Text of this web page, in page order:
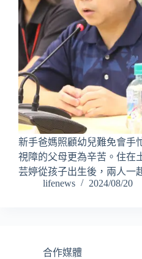
新手爸媽照顧幼兒難免會手
視障的父母更為辛苦。住在
芸婷從孩子出生後，兩人一
lifenews
2024/08/20
合作媒體